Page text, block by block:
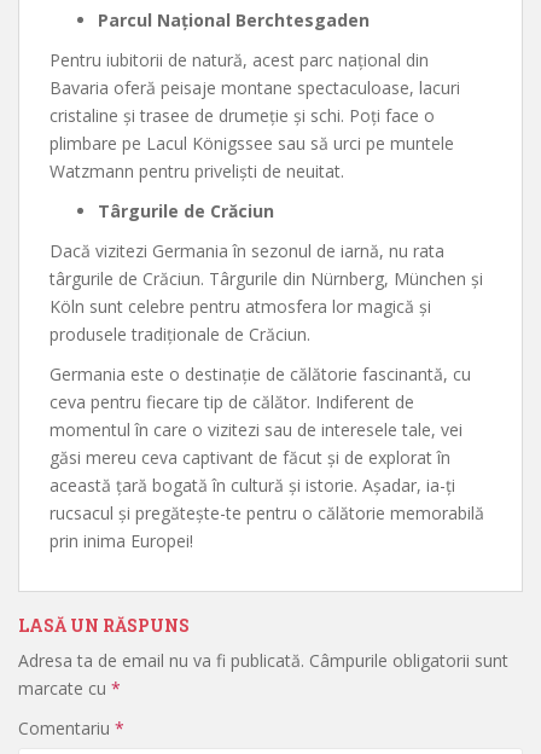
Parcul Național Berchtesgaden
Pentru iubitorii de natură, acest parc național din
Bavaria oferă peisaje montane spectaculoase, lacuri
cristaline și trasee de drumeție și schi. Poți face o
plimbare pe Lacul Königssee sau să urci pe muntele
Watzmann pentru priveliști de neuitat.
Târgurile de Crăciun
Dacă vizitezi Germania în sezonul de iarnă, nu rata
târgurile de Crăciun. Târgurile din Nürnberg, München și
Köln sunt celebre pentru atmosfera lor magică și
produsele tradiționale de Crăciun.
Germania este o destinație de călătorie fascinantă, cu
ceva pentru fiecare tip de călător. Indiferent de
momentul în care o vizitezi sau de interesele tale, vei
găsi mereu ceva captivant de făcut și de explorat în
această țară bogată în cultură și istorie. Așadar, ia-ți
rucsacul și pregătește-te pentru o călătorie memorabilă
prin inima Europei!
LASĂ UN RĂSPUNS
Adresa ta de email nu va fi publicată. Câmpurile obligatorii sunt
marcate cu *
Comentariu *